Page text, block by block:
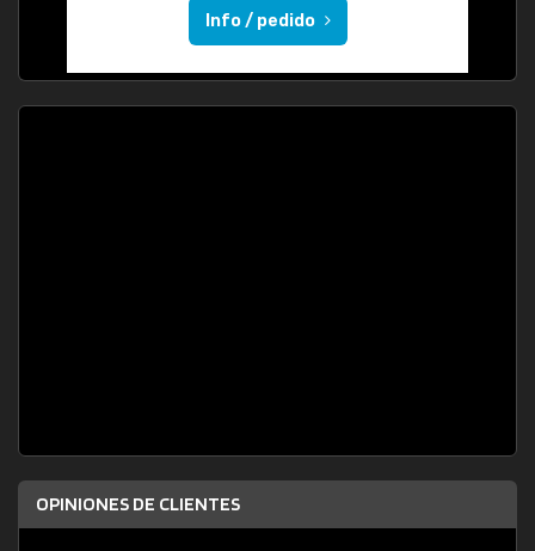
Info / pedido
OPINIONES DE CLIENTES